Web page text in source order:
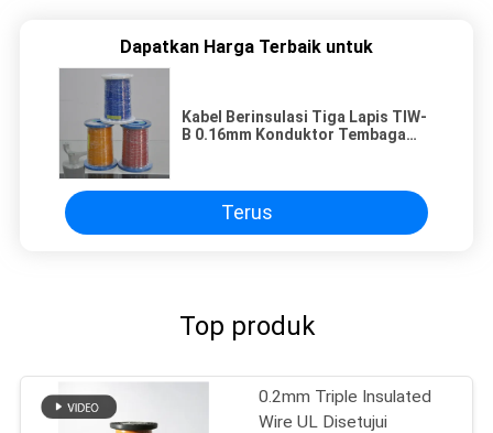
Dapatkan Harga Terbaik untuk
Kabel Berinsulasi Tiga Lapis TIW-
B 0.16mm Konduktor Tembaga
Terus
Top produk
0.2mm Triple Insulated
Wire UL Disetujui